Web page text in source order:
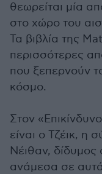
θεωρείται μία
στο χώρο του
Τα βιβλία της
περισσότερες
που ξεπερνούν
κόσμο.
Στον
είναι ο Τζέικ, η
Νέιθαν, δίδυμος
ανάμεσα σε